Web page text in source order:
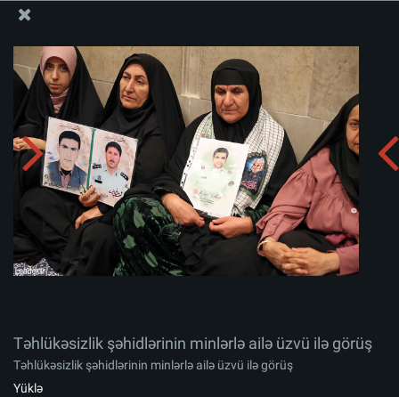
Təhlükəsizlik şəhidlərinin minlərlə ailə üzvü ilə görüş
Albomu yüklə: zip
Təhlükəsizlik şəhidlərinin minlərlə ailə üzvü ilə görüş
Təhlükəsizlik şəhidlərinin minlərlə ailə üzvü ilə görüş
Yüklə